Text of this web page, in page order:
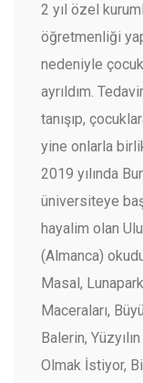
2 yıl özel
öğretmenliği
nedeniyle
ayrıldım.
tanışıp,
yine onlarla
2019 yılında
üniversiteye
hayalim olan
(Almanca)
Masal,
Maceraları,
Balerin,
Olmak İstiyor,